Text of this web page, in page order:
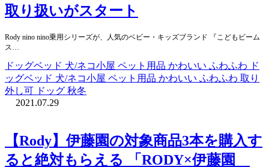
取り扱いがスタート
Rody nino nino乗用シリーズが、人気のベビー・キッズブランド 『こどもビーム
ス…
ドッグベッド 犬/ネコ小屋 ペット用品 かわいい ふわふわ ド
ッグベッド 犬/ネコ小屋 ペット用品 かわいい ふわふわ 取り
外し可 ドッグ 秋冬
2021.07.29
【Rody】伊藤園の対象商品3本を購入す
ると絶対もらえる 「RODY×伊藤園